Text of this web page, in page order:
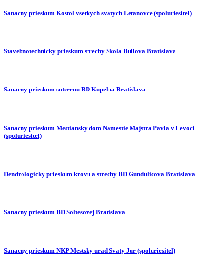
Sanacny prieskum Kostol vsetkych svatych Letanovce (spoluriesitel)
Stavebnotechnicky prieskum strechy Skola Bullova Bratislava
Sanacny prieskum suterenu BD Kupelna Bratislava
Sanacny prieskum Mestiansky dom Namestie Majstra Pavla v Levoci
(spoluriesitel)
Dendrologicky prieskum krovu a strechy BD Gundulicova Bratislava
Sanacny prieskum BD Soltesovej Bratislava
Sanacny prieskum NKP Mestsky urad Svaty Jur (spoluriesitel)